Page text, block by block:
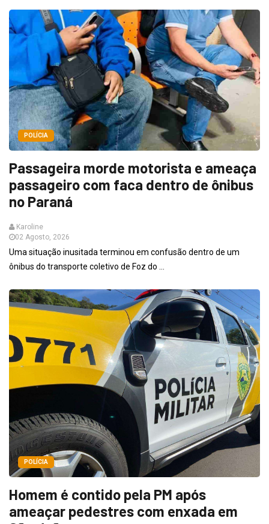
POLÍCIA
Passageira morde motorista e ameaça
passageiro com faca dentro de ônibus
no Paraná
Karoline
02 Agosto, 2026
Uma situação inusitada terminou em confusão dentro de um
ônibus do transporte coletivo de Foz do ...
POLÍCIA
Homem é contido pela PM após
ameaçar pedestres com enxada em